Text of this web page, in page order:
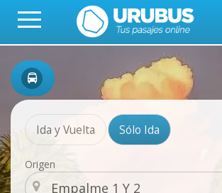
Ida y Vuelta Sólo Ida
Origen